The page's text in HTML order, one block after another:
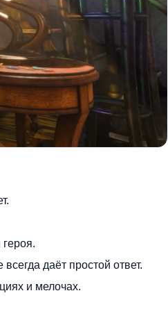
даёт простой ответ.
и мелочах.